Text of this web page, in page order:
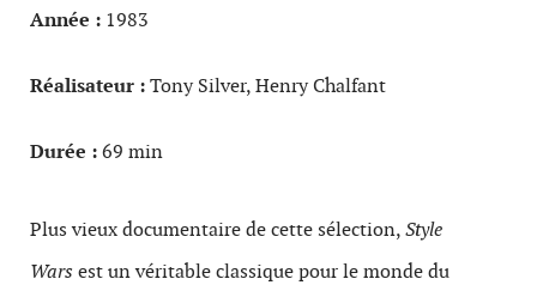
Année : 1983
Réalisateur :Tony Silver, Henry Chalfant
Durée :69 min
Plus vieux documentaire de cette sélection,Style
Wars est un véritable classique pour le monde du